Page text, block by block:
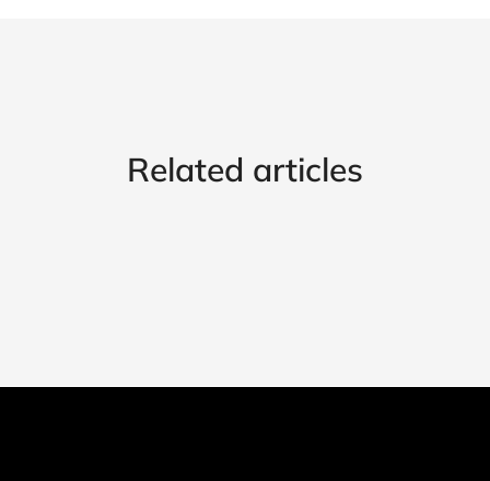
Related articles